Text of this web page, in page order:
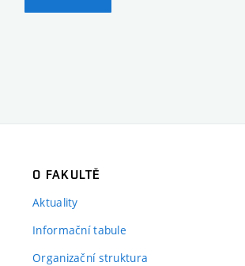
O FAKULTĚ
Aktuality
Informační tabule
Organizační struktura